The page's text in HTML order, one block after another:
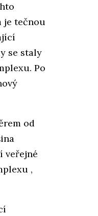
je tečnou
se staly
Po
od
veřejné
,